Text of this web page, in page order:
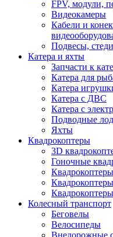
FPV, модули,
Видеокамеры
Кабели и
Подвесы,
Катера и яхты
Запчасти к
Катера для
Катера
Катера с ДВС
Катера с
Подводные
Яхты
Квадрокоптеры
3D
Гоночные
Колесный транспорт
Беговелы
Велосипеды
Внедорожные